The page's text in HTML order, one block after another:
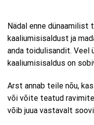
Nädal enne
kaaliumisisaldust ja
anda toidulisandit. Veel
kaaliumisisaldus on
Arst annab teile nõu,
või võite teatud
võib juua vastavalt